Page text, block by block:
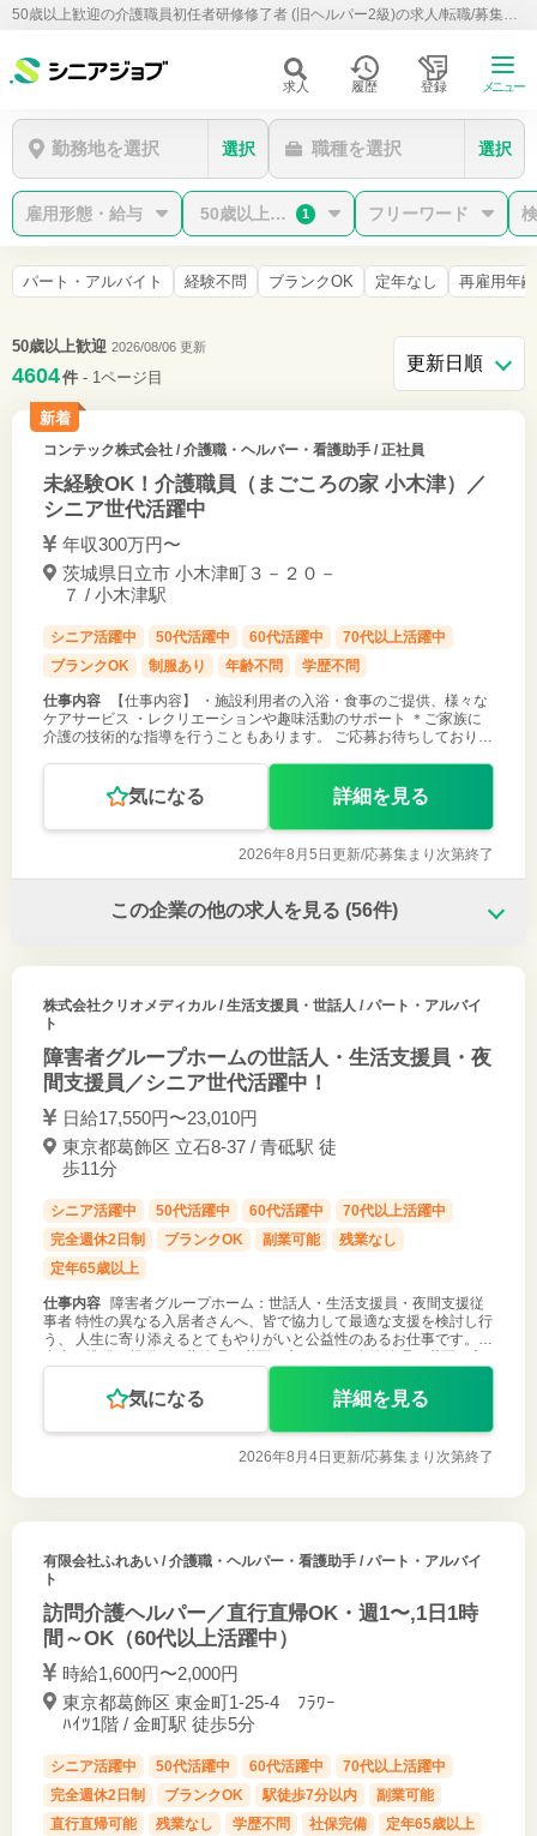
50歳以上歓迎の介護職員初任者研修修了者 (旧ヘルパー2級)の求人/転職/募集情報【シニアジョブ】
求人 履歴 登録 メニュー
勤務地を選択 選択 職種を選択 選択
雇用形態・給与 50歳以上歓迎1 フリーワード
パート・アルバイト 経験不問 ブランクOK 定年なし 再雇用年
50歳以上歓迎 2026/08/06 更新
4604件 - 1ページ目
新着
コンテック株式会社/ 介護職・ヘルパー・看護助手 / 正社員
未経験OK！介護職員（まごころの家 小木津）／
シニア世代活躍中
年収300万円〜
茨城県日立市 小木津町３－２０－
７ / 小木津駅
シニア活躍中 50代活躍中 60代活躍中
70代以上活躍中
ブランクOK
制服あり 年齢不問 学歴不問
仕事内容
【仕事内容】 ・施設利用者の入浴・食事のご提供、様々な
ケアサービス ・レクリエーションや趣味活動のサポート ＊ご家族に
介護の技術的な指導を行うこともあります。 ご応募お待ちしておりま
気になる 詳細を見る
2026年8月5日更新/応募集まり次第終了
この企業の他の求人を見る (56件)
株式会社クリオメディカル/ 生活支援員・世話人 / パート・アルバイ
ト
障害者グループホームの世話人・生活支援員・夜
間支援員／シニア世代活躍中！
日給17,550円〜23,010円
東京都葛飾区 立石8-37 / 青砥駅 徒
歩11分
シニア活躍中 50代活躍中 60代活躍中
70代以上活躍中
完全週休2日制
ブランクOK 副業可能
残業なし
定年65歳以上
仕事内容 障害者グループホーム：世話人・生活支援員・夜間支援従
事者 特性の異なる入居者さんへ、皆で協力して最適な支援を検討し行
う、 人生に寄り添えるとてもやりがいと公益性のあるお仕事です。 ●
食事の準備・提供 ●服薬管理（必要な方のみ） ●金銭管理（必要な方
のみ） ●夜
気になる 詳細を見る
2026年8月4日更新/応募集まり次第終了
有限会社ふれあい/ 介護職・ヘルパー・看護助手 / パート・アルバイ
ト
訪問介護ヘルパー／直行直帰OK・週1〜,1日1時
間～OK（60代以上活躍中）
時給1,600円〜2,000円
東京都葛飾区 東金町1-25-4 ﾌﾗﾜｰ
ﾊｲﾂ1階 / 金町駅 徒歩5分
シニア活躍中 50代活躍中 60代活躍中
70代以上活躍中
完全週休2日制
ブランクOK 駅徒歩7分以内
副業可能
直行直帰可能
残業なし 学歴不問 社保完備 定年65歳以上